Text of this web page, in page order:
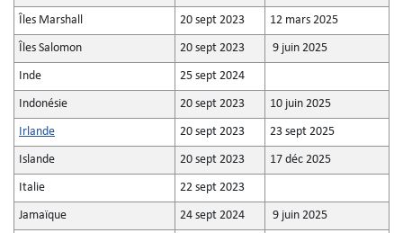
Îles Marshall 20 sept 2023 12 mars 2025
Îles Salomon 20 sept 2023 9 juin 2025
Inde 25 sept 2024
Indonésie 20 sept 2023 10 juin 2025
Irlande 20 sept 2023 23 sept 2025
Islande 20 sept 2023 17 déc 2025
Italie 22 sept 2023
Jamaïque 24 sept 2024 9 juin 2025